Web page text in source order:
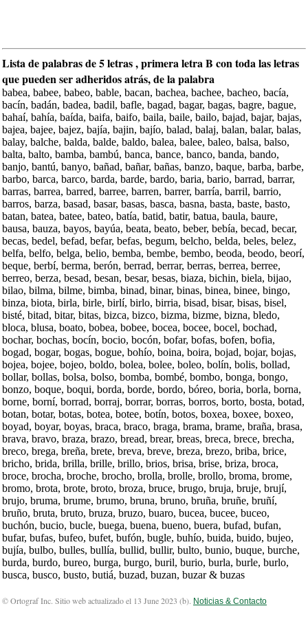
Lista de palabras de 5 letras , primera letra B con toda las letras
que pueden ser adheridos atrás, de la palabra
babea, babee, babeo, bable, bacan, bachea, bachee, bacheo, bacía,
bacín, badán, badea, badil, bafle, bagad, bagar, bagas, bagre, bague,
bahaí, bahía, baída, baifa, baifo, baila, baile, bailo, bajad, bajar, bajas,
bajea, bajee, bajez, bajía, bajin, bajío, balad, balaj, balan, balar, balas,
balay, balche, balda, balde, baldo, balea, balee, baleo, balsa, balso,
balta, balto, bamba, bambú, banca, bance, banco, banda, bando,
banjo, bantú, banyo, bañad, bañar, bañas, banzo, baque, barba, barbe,
barbo, barca, barco, barda, barde, bardo, baria, bario, barrad, barrar,
barras, barrea, barred, barree, barren, barrer, barría, barril, barrio,
barros, barza, basad, basar, basas, basca, basna, basta, baste, basto,
batan, batea, batee, bateo, batía, batid, batir, batua, baula, baure,
bausa, bauza, bayos, bayúa, beata, beato, beber, bebía, becad, becar,
becas, bedel, befad, befar, befas, begum, belcho, belda, beles, belez,
belfa, belfo, belga, belio, bemba, bembe, bembo, beoda, beodo, beorí,
beque, berbí, berma, berón, berrad, berrar, berras, berrea, berree,
berreo, berza, besad, besan, besar, besas, biaza, bichin, biela, bijao,
bilao, bilma, bilme, bimba, binad, binar, binas, binea, binee, bingo,
binza, biota, birla, birle, birlí, birlo, birria, bisad, bisar, bisas, bisel,
bisté, bitad, bitar, bitas, bizca, bizco, bizma, bizme, bizna, bledo,
bloca, blusa, boato, bobea, bobee, bocea, bocee, bocel, bochad,
bochar, bochas, bocín, bocio, bocón, bofar, bofas, bofen, bofia,
bogad, bogar, bogas, bogue, bohío, boina, boira, bojad, bojar, bojas,
bojea, bojee, bojeo, boldo, bolea, bolee, boleo, bolín, bolis, bollad,
bollar, bollas, bolsa, bolso, bomba, bombé, bombo, bonga, bongo,
bonzo, boque, boqui, borda, borde, bordo, bóreo, boria, borla, borna,
borne, borní, borrad, borraj, borrar, borras, borros, borto, bosta, botad,
botan, botar, botas, botea, botee, botín, botos, boxea, boxee, boxeo,
boyad, boyar, boyas, braca, braco, braga, brama, brame, braña, brasa,
brava, bravo, braza, brazo, bread, brear, breas, breca, brece, brecha,
breco, brega, breña, brete, breva, breve, breza, brezo, briba, brice,
bricho, brida, brilla, brille, brillo, brios, brisa, brise, briza, broca,
broce, brocha, broche, brocho, brolla, brolle, brollo, broma, brome,
bromo, brota, brote, broto, broza, bruce, brugo, bruja, bruje, brují,
brujo, bruma, brume, brumo, bruna, bruno, bruña, bruñe, bruñí,
bruño, bruta, bruto, bruza, bruzo, buaro, bucea, bucee, buceo,
buchón, bucio, bucle, buega, buena, bueno, buera, bufad, bufan,
bufar, bufas, bufeo, bufet, bufón, bugle, buhío, buida, buido, bujeo,
bujía, bulbo, bulles, bullía, bullid, bullir, bulto, bunio, buque, burche,
burda, burdo, bureo, burga, burgo, buril, burio, burla, burle, burlo,
busca, busco, busto, butiá, buzad, buzan, buzar & buzas
© Ortograf Inc. Sitio web actualizado el 13 June 2023 (b). Noticias & Contacto